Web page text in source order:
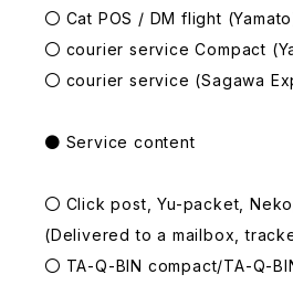
〇 Cat POS / DM flight
〇 courier service Compact
〇 courier service (Sagawa
● Service content
〇 Click post, Yu-packet,
(Delivered to a mailbox,
〇 TA-Q-BIN compact/TA-Q-